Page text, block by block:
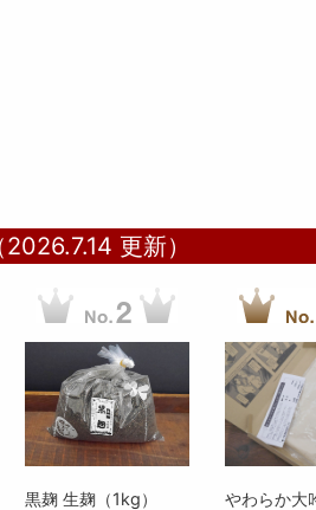
更新）
黒麹 生麹（1kg）
やわらか大